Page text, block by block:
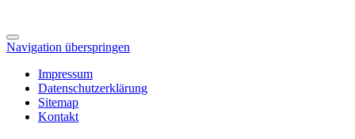
Navigation überspringen
Impressum
Datenschutzerklärung
Sitemap
Kontakt